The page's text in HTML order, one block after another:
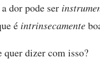
dor pode ser
é intrinsecamente
dizer com isso?